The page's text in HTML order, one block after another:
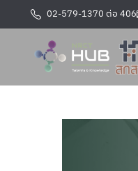
02-579-1370 ต่อ 406